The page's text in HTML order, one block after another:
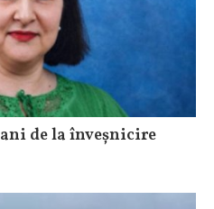
de la înveșnicire